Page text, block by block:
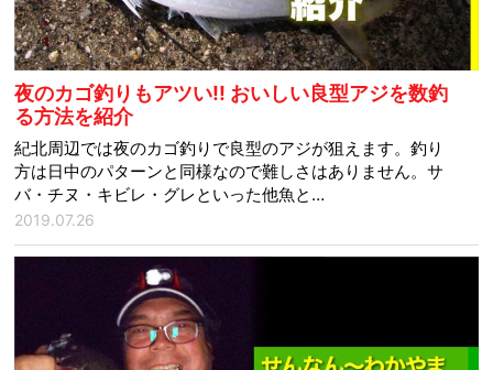
夜のカゴ釣りもアツい!! おいしい良型アジを数釣
る方法を紹介
紀北周辺では夜のカゴ釣りで良型のアジが狙えます。釣り
方は日中のパターンと同様なので難しさはありません。サ
バ・チヌ・キビレ・グレといった他魚と…
2019.07.26